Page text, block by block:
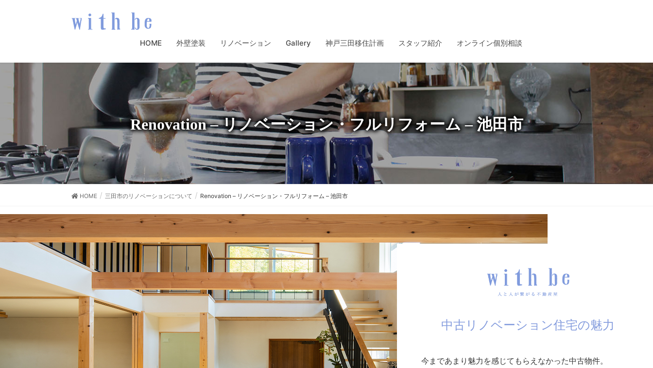
HOME 外壁塗装 リノベーション Gallery 神戸三田移住計画 スタッフ紹介 オンライン個別相談
Renovation – リノベーション・フルリフォーム – 池田市
HOME 三田市のリノベーションについて Renovation – リノベーション・フルリフォーム – 池田市
中古リノベーション住宅の魅力
今まであまり魅力を感じてもらえなかった中古物件。